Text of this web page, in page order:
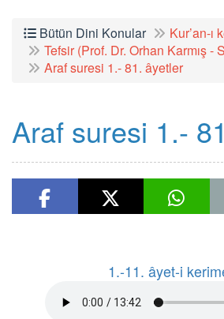
Bütün Dini Konular
Kur’an-ı
Tefsir (Prof. Dr. Orhan Karmış -
Araf suresi 1.- 81. âyetler
Araf suresi 1.-
1.-11. âyet-i